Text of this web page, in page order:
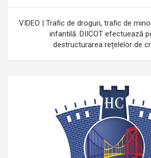
articole
VIDEO | Trafic de droguri, trafic de
infantilă. DIICOT efectuează
destructurarea rețelelor de